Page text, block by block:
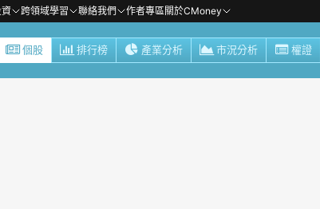
跨領域學習 聯絡我們 作者專區關於CMoney
個股 排行榜 產業分析 市況分析 權證